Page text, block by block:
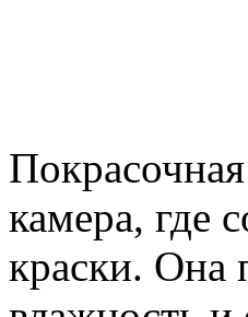
камера, где
краски. Она